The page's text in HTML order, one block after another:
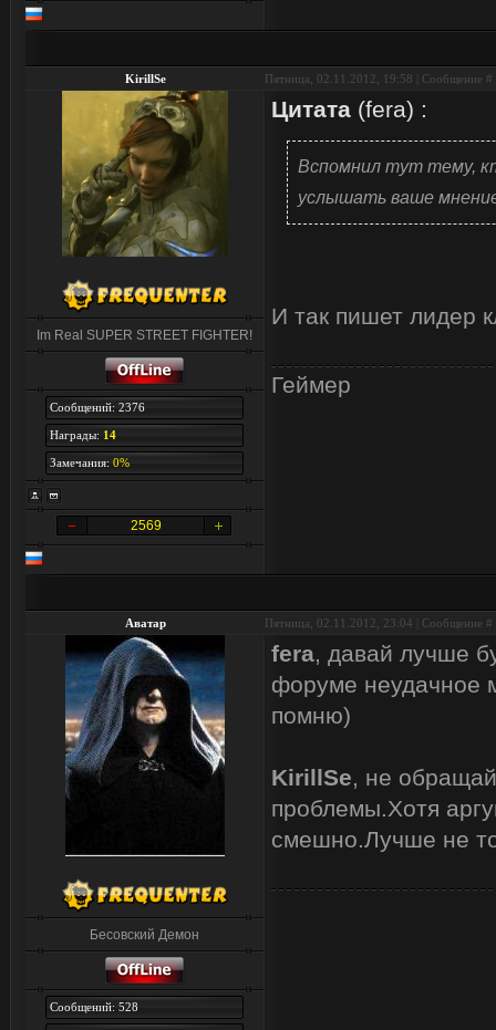
KirillSe Пятница, 02.11.2012, 19:58 | Сообщение #
Im Real SUPER STREET FIGHTER!
Сообщений: 2376
Награды: 14
Замечания: 0%
2569
Цитата (fera) :
Вспомнил тут тему,
услышать ваше
И так пишет лидер
Геймер
Аватар Пятница, 02.11.2012, 23:04 | Сообщение #
Бесовский Демон
Сообщений: 528
fera, давай лучше
форуме неудачное
помню)
KirillSe, не
проблемы.Хотя
смешно.Лучше не